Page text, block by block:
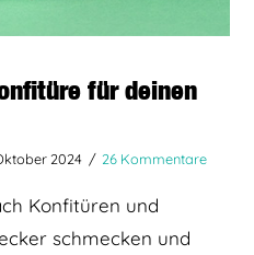
für deinen
2024 26 Kommentare
Konfitüren und
schmecken und